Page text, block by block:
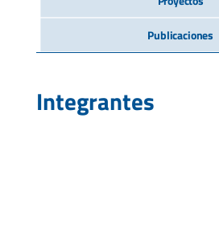
Publicaciones
Integrantes